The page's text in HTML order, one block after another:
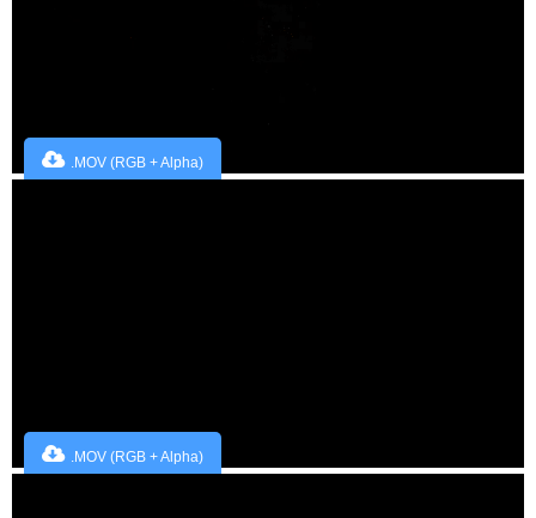
.MOV (RGB + Alpha)
.MOV (RGB + Alpha)